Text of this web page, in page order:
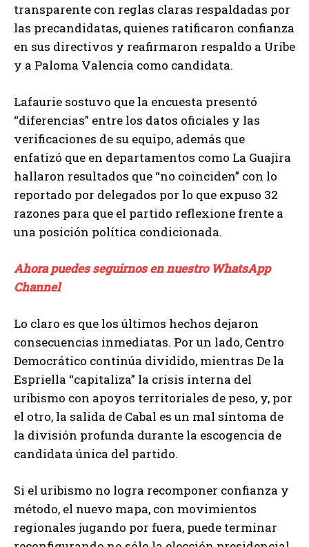
transparente con reglas claras respaldadas por
las precandidatas, quienes ratificaron confianza
en sus directivos y reafirmaron respaldo a Uribe
y a Paloma Valencia como candidata.
Lafaurie sostuvo que la encuesta presentó
“diferencias” entre los datos oficiales y las
verificaciones de su equipo, además que
enfatizó que en departamentos como La Guajira
hallaron resultados que “no coinciden” con lo
reportado por delegados por lo que expuso 32
razones para que el partido reflexione frente a
una posición política condicionada.
Ahora puedes seguirnos en nuestro WhatsApp
Channel
Lo claro es que los últimos hechos dejaron
consecuencias inmediatas. Por un lado, Centro
Democrático continúa dividido, mientras De la
Espriella “capitaliza” la crisis interna del
uribismo con apoyos territoriales de peso, y, por
el otro, la salida de Cabal es un mal síntoma de
la división profunda durante la escogencia de
candidata única del partido.
Si el uribismo no logra recomponer confianza y
método, el nuevo mapa, con movimientos
regionales jugando por fuera, puede terminar